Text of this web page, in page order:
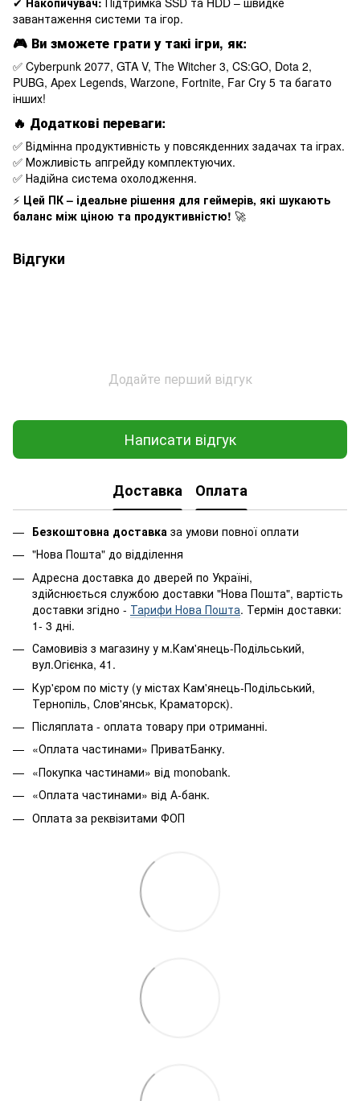
завантаження системи та ігор.
🎮 Ви зможете грати у такі ігри, як:
✅ Cyberpunk 2077, GTA V, The Witcher 3, CS:GO, Dota 2,
PUBG, Apex Legends, Warzone, Fortnite, Far Cry 5 та багато
інших!
🔥 Додаткові переваги:
✅ Відмінна продуктивність у повсякденних задачах та іграх.
✅ Можливість апгрейду комплектуючих.
✅ Надійна система охолодження.
⚡ Цей ПК – ідеальне рішення для геймерів, які шукають
баланс між ціною та продуктивністю! 🚀
Відгуки
Додайте перший відгук
Написати відгук
Доставка Оплата
Безкоштовна доставка за умови повної оплати
"Нова Пошта" до відділення
Адресна доставка до дверей по Україні,
здійснюється службою доставки "Нова Пошта", вартість
доставки згідно - Тарифи Нова Пошта. Термін доставки:
1- 3 дні.
Самовивіз з магазину у м.Кам'янець-Подільський,
вул.Огієнка, 41.
Кур'єром по місту (у містах Кам'янець-Подільський,
Тернопіль, Слов'янськ, Краматорск).
Післяплата - оплата товару при отриманні.
«Оплата частинами» ПриватБанку.
«Покупка частинами» від monobank.
«Оплата частинами» від А-банк.
Оплата за реквізитами ФОП